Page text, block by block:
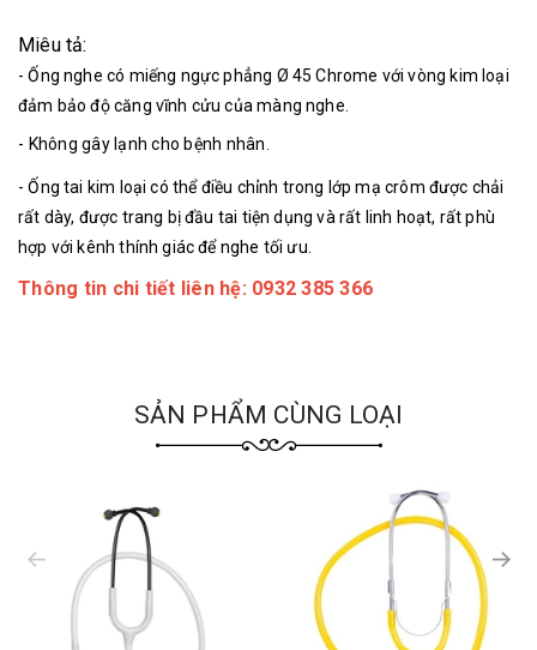
Miêu tả:
- Ống nghe có miếng ngực phẳng Ø 45 Chrome với vòng kim loại
đảm bảo độ căng vĩnh cửu của màng nghe.
- Không gây lạnh cho bệnh nhân.
- Ống tai kim loại có thể điều chỉnh trong lớp mạ crôm được chải
rất dày, được trang bị đầu tai tiện dụng và rất linh hoạt, rất phù
hợp với kênh thính giác để nghe tối ưu.
Thông tin chi tiết liên hệ: 0932 385 366
SẢN PHẨM CÙNG LOẠI
prev